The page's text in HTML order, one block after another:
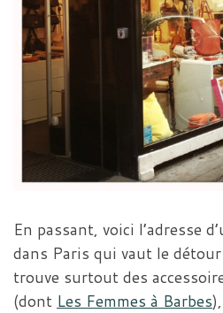
En passant, voici l’adresse
dans Paris qui vaut le
trouve surtout des
(dont Les Femmes à Barbes